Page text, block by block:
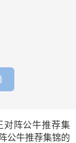
对阵公牛推荐集
公牛推荐集锦的